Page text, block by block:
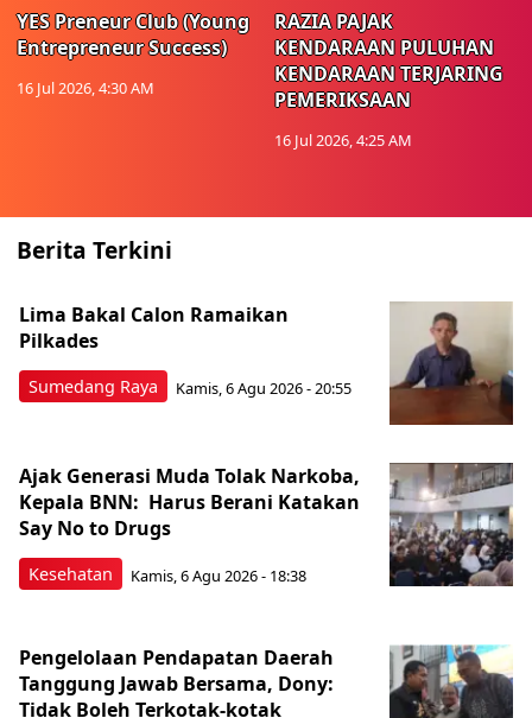
YES Preneur Club (Young
Entrepreneur Success)
16 Jul 2026, 4:30 AM
RAZIA PAJAK
KENDARAAN PULUHAN
KENDARAAN TERJARING
PEMERIKSAAN
16 Jul 2026, 4:25 AM
Berita Terkini
Sumedang Raya
Lima Bakal Calon Ramaikan
Pilkades
Kamis, 6 Agu 2026 - 20:55
Kesehatan
Ajak Generasi Muda Tolak Narkoba,
Kepala BNN: Harus Berani Katakan
Say No to Drugs
Kamis, 6 Agu 2026 - 18:38
Pengelolaan Pendapatan Daerah
Tanggung Jawab Bersama, Dony:
Tidak Boleh Terkotak-kotak